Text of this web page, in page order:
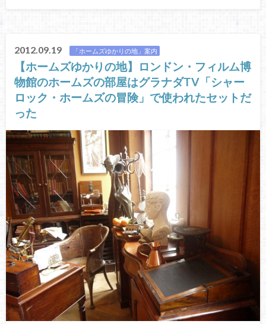
2012.09.19 「ホームズゆかりの地」案内
【ホームズゆかりの地】ロンドン・フィルム博
物館のホームズの部屋はグラナダTV「シャー
ロック・ホームズの冒険」で使われたセットだ
った